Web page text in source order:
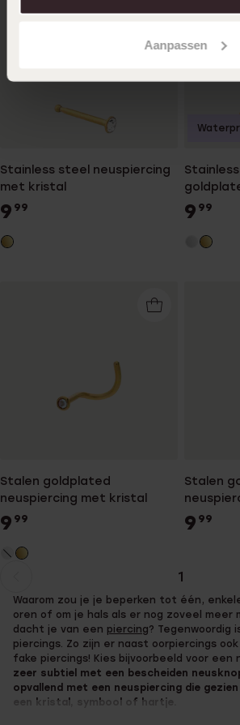
Aanpassen
Stainless steel neuspiercing
met kristal
9 99 9 99
Stalen goldplated
neuspiercing met kristal
9 99
Stalen
9 99
pagina
1
naar
pagina
Waarom zou je je beperken tot één,
oren of om je hals als er nog zoveel meer
dacht je van een piercing? Tegenwoordig
piercings. Zo zijn er naast oorpiercings
fake piercings! Kies bijvoorbeeld voor een
zeer subtiel met een bescheiden
opvallend met een neuspiercing die
een kristal, symbool of hartje.